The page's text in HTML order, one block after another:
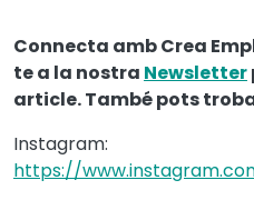
Connecta amb Crea
te a la nostra Newsletter
article. També pots
Instagram:
https://